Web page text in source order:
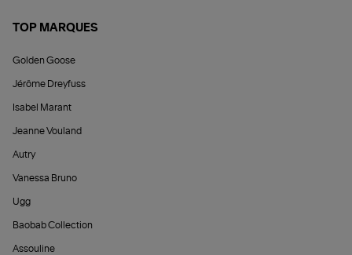
TOP MARQUES
Golden Goose
Jérôme Dreyfuss
Isabel Marant
Jeanne Vouland
Autry
Vanessa Bruno
Ugg
Baobab Collection
Assouline